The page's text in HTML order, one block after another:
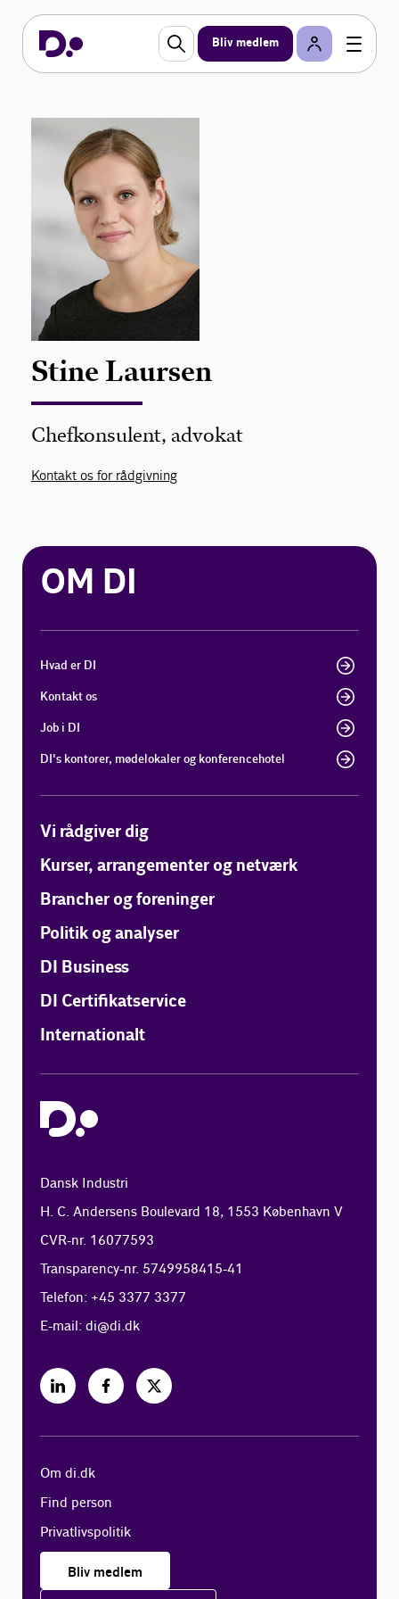
Bliv medlem
Stine Laursen
Chefkonsulent, advokat
Kontakt os for rådgivning
OM DI
Hvad er DI
Kontakt os
Job i DI
DI's kontorer, mødelokaler og konferencehotel
Vi rådgiver dig
Kurser, arrangementer og netværk
Brancher og foreninger
Politik og analyser
DI Business
DI Certifikatservice
Internationalt
Dansk Industri
H. C. Andersens Boulevard 18, 1553 København V
CVR-nr. 16077593
Transparency-nr. 5749958415-41
Telefon: +45 3377 3377
E-mail:di@di.dk
Om di.dk
Find person
Privatlivspolitik
Bliv medlem